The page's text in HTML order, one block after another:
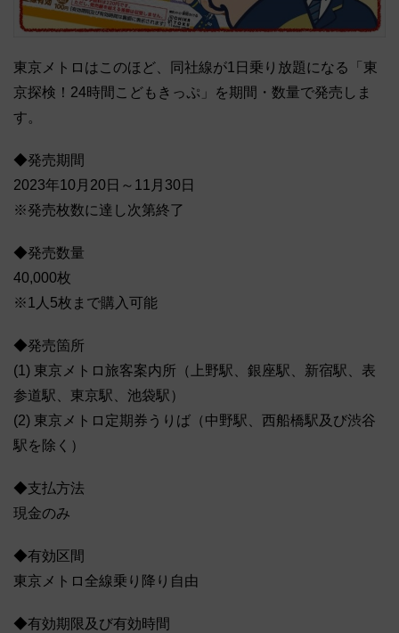
東京メトロはこのほど、同社線が1日乗り放題になる「東
京探検！24時間こどもきっぷ」を期間・数量で発売しま
す。
◆発売期間
2023年10月20日～11月30日
※発売枚数に達し次第終了
◆発売数量
40,000枚
※1人5枚まで購入可能
◆発売箇所
(1) 東京メトロ旅客案内所（上野駅、銀座駅、新宿駅、表
参道駅、東京駅、池袋駅）
(2) 東京メトロ定期券うりば（中野駅、西船橋駅及び渋谷
駅を除く）
◆支払方法
現金のみ
◆有効区間
東京メトロ全線乗り降り自由
◆有効期限及び有効時間